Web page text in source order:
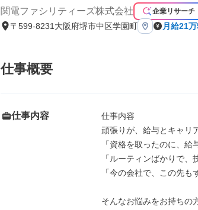
関電ファシリティーズ株式会社 企業リサーチ
〒599-8231大阪府堺市中区学園町 月給21
仕事概要
仕事内容
仕事内容
頑張りが、給与とキャリ
「資格を取ったのに、
「ルーティンばかりで
「今の会社で、この先
そんなお悩みをお持ちの